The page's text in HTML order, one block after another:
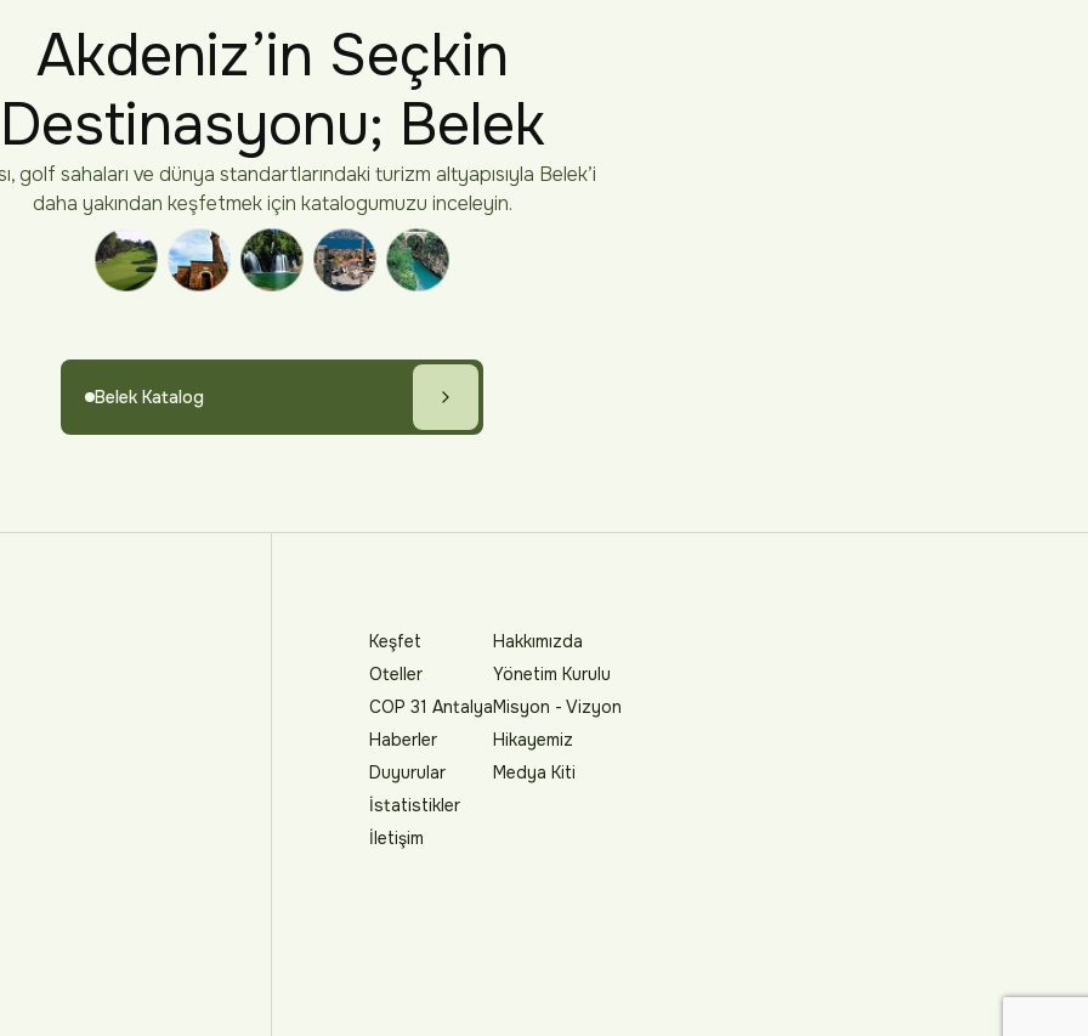
Akdeniz’in Seçkin
Destinasyonu; Belek
golf sahaları ve dünya standartlarındaki turizm altyapısıyla Belek’i
daha yakından keşfetmek için katalogumuzu inceleyin.
Belek Katalog
Keşfet
Oteller
COP 31 Antalya
Haberler
Duyurular
İstatistikler
İletişim
Hakkımızda
Yönetim Kurulu
Misyon - Vizyon
Hikayemiz
Medya Kiti